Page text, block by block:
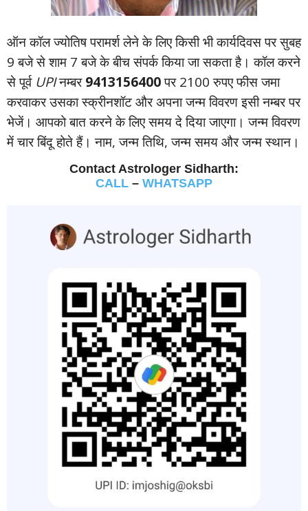
ऑन कॉल ज्‍योतिष परामर्श लेने के लिए किसी भी कार्यदिवस पर सुबह
9 बजे से शाम 7 बजे के बीच संपर्क किया जा सकता है। कॉल करने
से पूर्व UPIनम्‍बर9413156400पर 2100 रुपए फीस जमा
करवाकर उसका स्‍क्रीनशॉट और अपना जन्‍म विवरण इसी नम्‍बर पर
भेजें। आपको बात करने के लिए समय दे दिया जाएगा। जन्‍म विवरण
में चार बिंदू होते हैं। नाम, जन्‍म तिथि, जन्‍म समय और जन्‍म स्‍थान।
Contact Astrologer Sidharth:
CALL – WHATSAPP